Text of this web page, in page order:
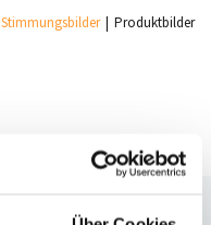
Stimmungsbilder Produktbilder